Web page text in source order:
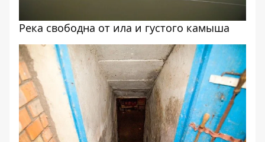
Река свободна от ила и густого камыша